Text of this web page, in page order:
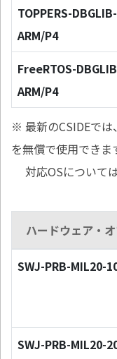
TOPPERS-DBGLIB-
ARM/P4
FreeRTOS-
ARM/P4
※ 最新のCSIDEで
を無償で使用できま
対応OSについて
ハードウェア・
SWJ-PRB-MIL20-
SWJ-PRB-MIL20-